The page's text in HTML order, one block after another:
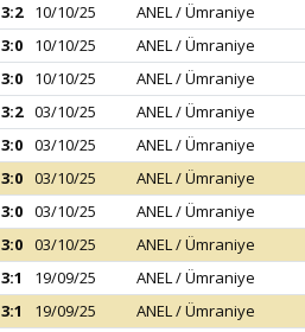
3:2 10/10/25 ANEL / Ümraniye
3:0 10/10/25 ANEL / Ümraniye
3:0 10/10/25 ANEL / Ümraniye
3:2 03/10/25 ANEL / Ümraniye
3:0 03/10/25 ANEL / Ümraniye
3:0 03/10/25 ANEL / Ümraniye
3:0 03/10/25 ANEL / Ümraniye
3:0 03/10/25 ANEL / Ümraniye
3:1 19/09/25 ANEL / Ümraniye
3:1 19/09/25 ANEL / Ümraniye